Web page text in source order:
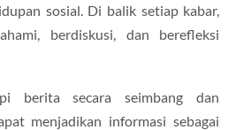
sosial. Di balik setiap kabar,
berdiskusi, dan berefleksi
berita secara seimbang dan
menjadikan informasi sebagai